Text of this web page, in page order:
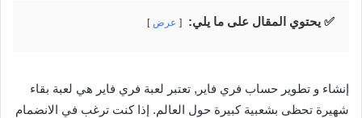
✅ يحتوي المقال على ما يلي: عرض
إنشاء و تطوير حساب فري فاير, تعتبر لعبة فري فاير هي لعبة بقاء
شهيرة تحظى بشعبية كبيرة حول العالم. إذا كنت ترغب في الانضمام